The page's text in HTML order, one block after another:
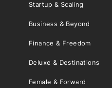
Startup & Scaling
Business & Beyond
Finance & Freedom
Deluxe & Destinations
Female & Forward